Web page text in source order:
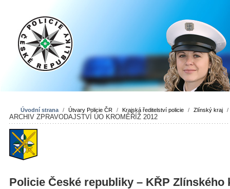
Úvodní strana / Útvary Policie ČR / Krajská ředitelství policie / Zlínský kraj /
ARCHIV ZPRAVODAJSTVÍ ÚO KROMĚŘÍŽ 2012
Policie České republiky – KŘP Zlínského